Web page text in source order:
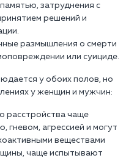
затруднения с
решений и
размышления о смерти
или суициде.
у обоих полов, но
у женщин и мужчин:
расстройства чаще
гневом, агрессией и могут
веществами
чаще испытывают